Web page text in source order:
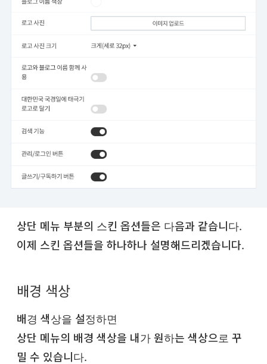
상단 메뉴 부분의 스킨 옵션들은 다음과 같습니다.
이제 스킨 옵션들을 하나하나 설명해드리겠습니다.
배경 색상
배경 색상을 설정하면
상단 메뉴의 배경 색상을 내가 원하는 색상으로 꾸
밀 수 있습니다.